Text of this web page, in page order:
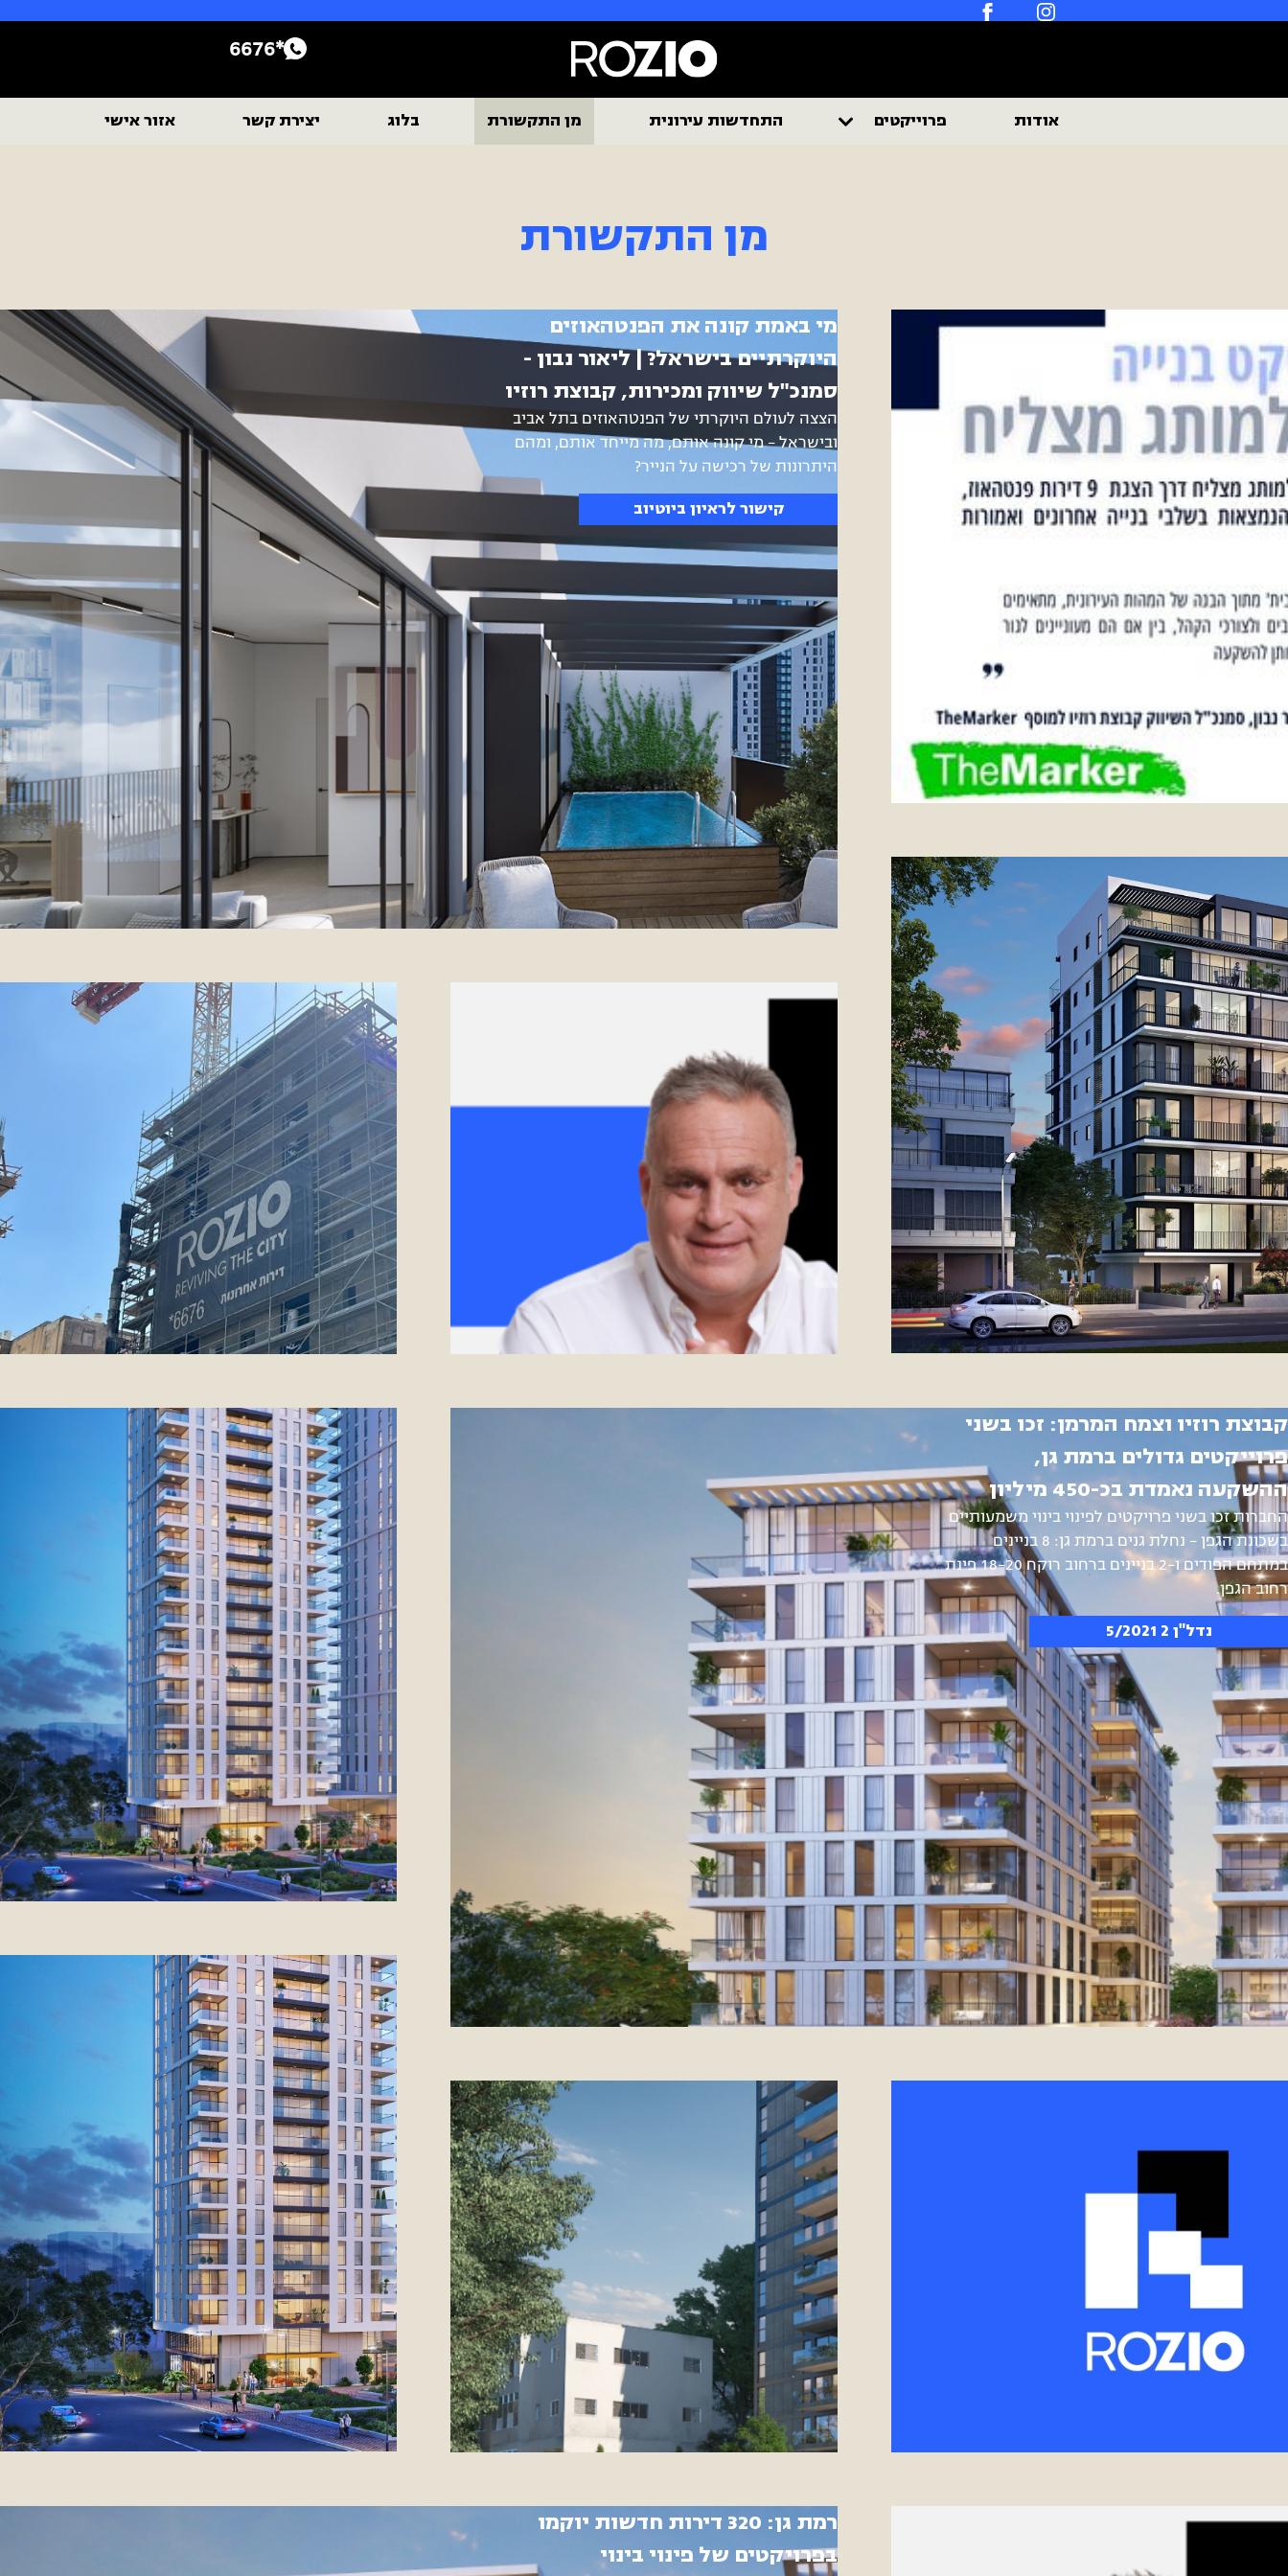
רוזיו
לעמוד
נדל"ן
אודות פרוייקטים התחדשות עירונית מן התקשורת בלוג יצירת קשר אזור אישי
*6676
מן התקשורת
"אנחנו 'מדברים תל אביבית' מתוך הבנה של המהות
העירונית, מתאימים את עצמנו לעיר, לתושבים
ולצורכי הקהל, בין אם הם מעוניינים לגור בדירות ובין
אם לרכוש אותן להשקעה" ליאור נבון, סמנכ"ל
השיווק של קבוצת רוזיו, בראיון לאתר דה-מרקר על
איך ניתך להפוך כל פרויקט בנייה למותג מצליח דרך
הצגת 9 דירות פנטהאוז, שגודלן נע בין 90 ל-400
מ"ר, הנמצאות בשלבי בנייה אחרונים ואמורות
להתאכלס בשנה הקרובה.
כתבה בדה מרקר אוג' 24
בתל אביב התארגנו יחד לפרויקט
משותף של הריסה ובנייה
"נוצר אצלנו מצב של דירות ‘כלואות’ עם כיוון אוויר
אחד, והיזם לקח אותן על עצמו"
גלובס 27/03/2021
מי באמת קונה את הפנטהאוזים
היוקרתיים בישראל? | ליאור נבון -
סמנכ"ל שיווק ומכירות, קבוצת רוזיו
הצצה לעולם היוקרתי של הפנטהאוזים בתל אביב
ובישראל – מי קונה אותם, מה מייחד אותם, ומהם
היתרונות של רכישה על הנייר?
קישור לראיון ביוטיוב
בענף מגיבים על הירידה בהתחלות
הבנייה
על דבר אחד כולם מסכימים: "המחסום העיקרי
שעדיין נותר, כפי שמצביעים הנתונים, הוא קצב מתן
היתרי הבנייה בישראל שהואט בשנת הקורונה עוד
יותר"
Magdilim 14/03/2021
קבוצת רוזיו וצמח המרמן יקימו יחד
שני פרויקטים לפינוי-בינוי – בהיקף
של כ-450 מיליון שקל
הפרויקטים נמצאים בשכונת הגפן-נחלת גנים,
ומציעים יחד 320 יחידות דיור חדשות
מרכז הנדל"ן 24/05/2021
מתחדשים: שני פרויקטי התחדשות
עירונית גדולים בדרך
החברות קבוצת רוזיו וצמח המרמן זכו בשני
הפרויקטים המשמעותיים לפינוי בינוי. היקף
הפרויקטים נאמד בכ- 450 מיליון ₪
מקומונט רמת גן 24/05/2021
נוסף: זכו בפרויקטים בשכונת הגפן - נחלת גנים
קבוצת רוזיו וצמח המרמן: זכו בשני
פרוייקטים גדולים ברמת גן,
ההשקעה נאמדת בכ-450 מיליון
החברות זכו בשני פרויקטים לפינוי בינוי משמעותיים
בשכונת הגפן – נחלת גנים ברמת גן: 8 בניינים
במתחם הפודים ו-2 בניינים ברחוב רוקח 18-20 פינת
רחוב הגפן.
נדל"ן 2 5/2021
רמת גן: 320 דירות חדשות יוקמו
בפרויקטים של פינוי בינוי